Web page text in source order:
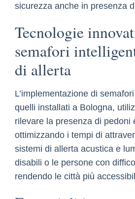
sicurezza anche in presenza
Tecnologie
semafori
di allerta
L’implementazione di
quelli installati a Bologna,
rilevare la presenza di pedoni
ottimizzando i tempi di
sistemi di allerta acustica e
disabili o le persone con
rendendo le città più